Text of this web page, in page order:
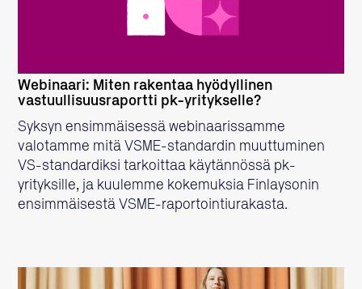
Webinaari: Miten rakentaa hyödyllinen
vastuullisuusraportti pk-yritykselle?
Syksyn ensimmäisessä webinaarissamme
valotamme mitä VSME-standardin muuttuminen
VS-standardiksi tarkoittaa käytännössä pk-
yrityksille, ja kuulemme kokemuksia Finlaysonin
ensimmäisestä VSME-raportointiurakasta.